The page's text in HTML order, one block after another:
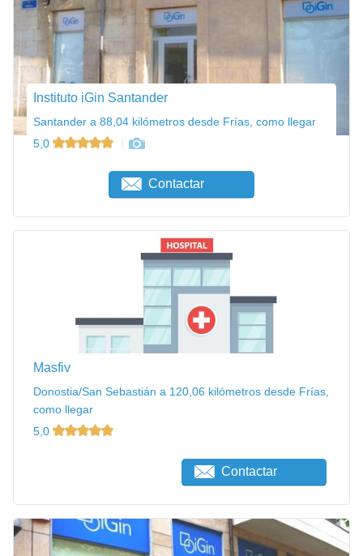
Instituto iGin Santander
Santander a 88,04 kilómetros desde Frías, como llegar
5,0
Contactar
Masfiv
Donostia/San Sebastián a 120,06 kilómetros desde Frías,
como llegar
5,0
Contactar